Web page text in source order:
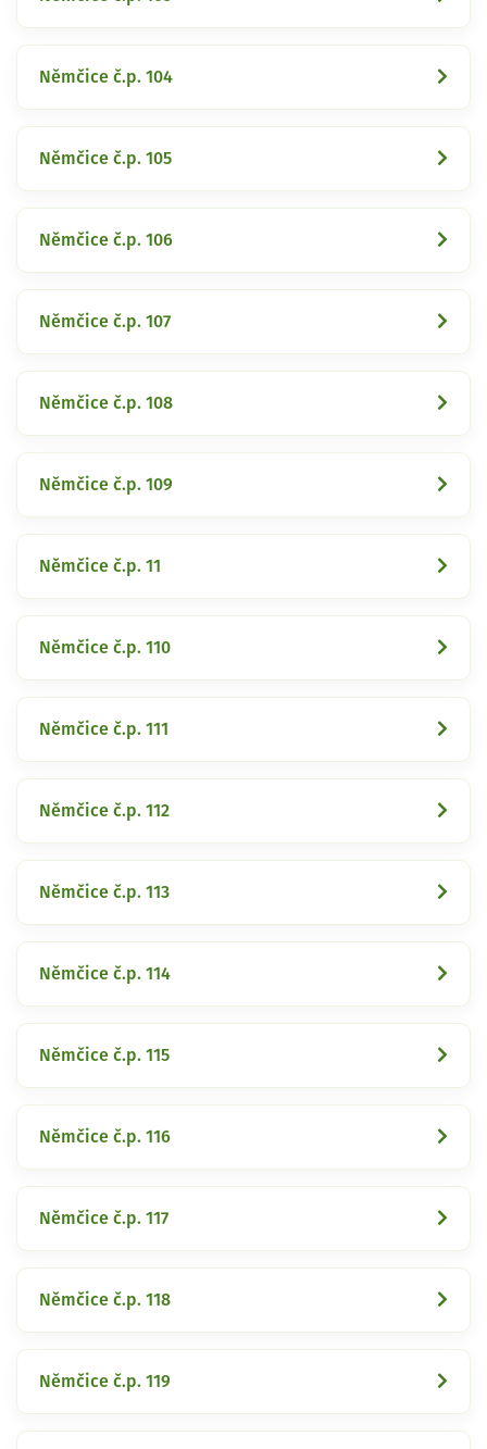
Němčice č.p. 104
Němčice č.p. 105
Němčice č.p. 106
Němčice č.p. 107
Němčice č.p. 108
Němčice č.p. 109
Němčice č.p. 11
Němčice č.p. 110
Němčice č.p. 111
Němčice č.p. 112
Němčice č.p. 113
Němčice č.p. 114
Němčice č.p. 115
Němčice č.p. 116
Němčice č.p. 117
Němčice č.p. 118
Němčice č.p. 119